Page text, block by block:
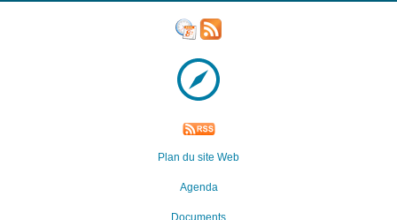
Plan du site Web
Agenda
Documents